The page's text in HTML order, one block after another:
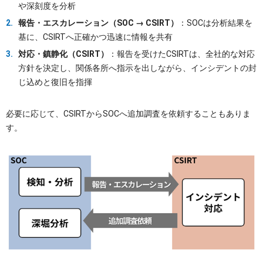
や深刻度を分析
報告・エスカレーション（SOC → CSIRT）
：SOCは分析結果を
基に、CSIRTへ正確かつ迅速に情報を共有
対応・鎮静化（CSIRT）
：報告を受けたCSIRTは、全社的な対応
方針を決定し、関係各所へ指示を出しながら、インシデントの封
じ込めと復旧を指揮
必要に応じて、CSIRTからSOCへ追加調査を依頼することもありま
す。